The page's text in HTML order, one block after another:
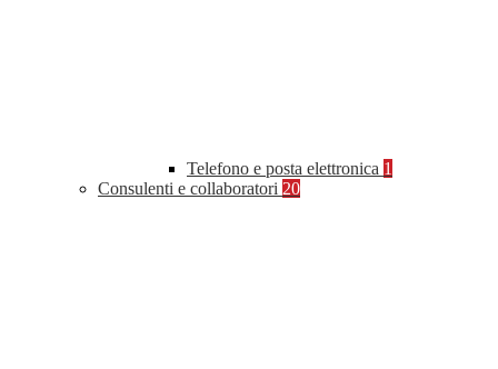
Telefono e posta elettronica 1
Consulenti e collaboratori 20